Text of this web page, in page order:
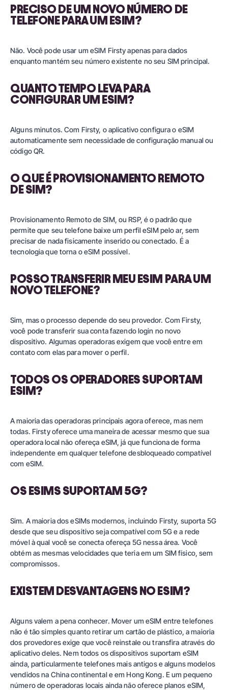
PRECISO DE UM NOVO NÚMERO DE
TELEFONE PARA UM ESIM?
Não. Você pode usar um eSIM Firsty apenas para dados
enquanto mantém seu número existente no seu SIM principal.
QUANTO TEMPO LEVA PARA
CONFIGURAR UM ESIM?
Alguns minutos. Com Firsty, o aplicativo configura o eSIM
automaticamente sem necessidade de configuração manual ou
código QR.
O QUE É PROVISIONAMENTO REMOTO
DE SIM?
Provisionamento Remoto de SIM, ou RSP, é o padrão que
permite que seu telefone baixe um perfil eSIM pelo ar, sem
precisar de nada fisicamente inserido ou conectado. É a
tecnologia que torna o eSIM possível.
POSSO TRANSFERIR MEU ESIM PARA UM
NOVO TELEFONE?
Sim, mas o processo depende do seu provedor. Com Firsty,
você pode transferir sua conta fazendo login no novo
dispositivo. Algumas operadoras exigem que você entre em
contato com elas para mover o perfil.
TODOS OS OPERADORES SUPORTAM
ESIM?
A maioria das operadoras principais agora oferece, mas nem
todas. Firsty oferece uma maneira de acessar mesmo que sua
operadora local não ofereça eSIM, já que funciona de forma
independente em qualquer telefone desbloqueado compatível
com eSIM.
OS ESIMS SUPORTAM 5G?
Sim. A maioria dos eSIMs modernos, incluindo Firsty, suporta 5G
desde que seu dispositivo seja compatível com 5G e a rede
móvel à qual você se conecta ofereça 5G nessa área. Você
obtém as mesmas velocidades que teria em um SIM físico, sem
compromissos.
EXISTEM DESVANTAGENS NO ESIM?
Alguns valem a pena conhecer. Mover um eSIM entre telefones
não é tão simples quanto retirar um cartão de plástico, a maioria
dos provedores exige que você reinstale ou transfira através do
aplicativo deles. Nem todos os dispositivos suportam eSIM
ainda, particularmente telefones mais antigos e alguns modelos
vendidos na China continental e em Hong Kong. E um pequeno
número de operadoras locais ainda não oferece planos eSIM,